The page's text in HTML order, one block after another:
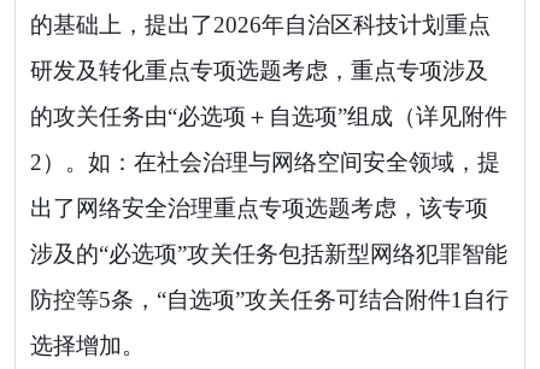
的基础上，提出了2026年自治区科技计划重点
研发及转化重点专项选题考虑，重点专项涉及
的攻关任务由“必选项 ＋ 自选项”组成（详见附件
2）。如：在社会治理与网络空间安全领域，提
出了网络安全治理重点专项选题考虑，该专项
涉及的“必选项”攻关任务包括新型网络犯罪智能
防控等5条， “自选项”攻关任务可结合附件1 自行
选择增加。